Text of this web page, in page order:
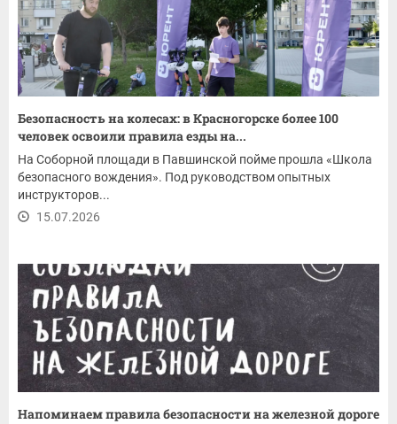
Безопасность на колесах: в Красногорске более 100
человек освоили правила езды на...
На Соборной площади в Павшинской пойме прошла «Школа
безопасного вождения». Под руководством опытных
инструкторов...
15.07.2026
Напоминаем правила безопасности на железной дороге